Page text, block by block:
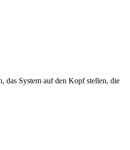
das System auf den Kopf stellen, die